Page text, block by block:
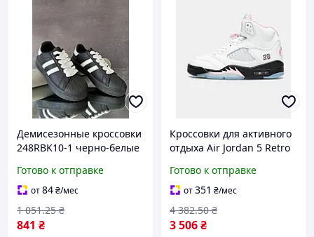
Демисезонные кроссовки
248RBK10-1 черно-белые
удобные с платформой
3,5 см
Готово к отправке
от84₴/мес
841 ₴
1 051.25 ₴
Кроссовки для активного
отдыха Air Jordan 5 Retro
HQ7978-102 из кожи
белые Вьетнам
Готово к отправке
от351 ₴/мес
3 506₴
4 382.50 ₴